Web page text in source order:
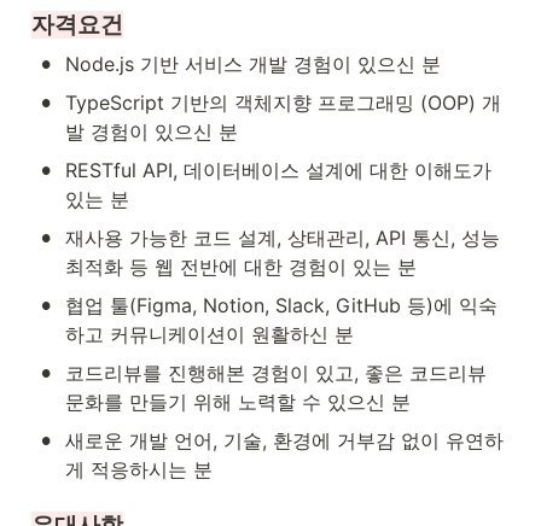
자격요건
• Node.js 기반 서비스 개발 경험이 있으신 분
• TypeScript 기반의 객체지향 프로그래밍 (OOP) 개
발 경험이 있으신 분
•
RESTful API, 데이터베이스 설계에 대한 이해도가
있는 분
• 재사용 가능한 코드 설계, 상태관리, API 통신, 성능
최적화 등 웹 전반에 대한 경험이 있는 분
•
협업 툴(Figma, Notion, Slack, GitHub 등)에 익숙
하고 커뮤니케이션이 원활하신 분
•
코드리뷰를 진행해본 경험이 있고, 좋은 코드리뷰
문화를 만들기 위해 노력할 수 있으신 분
• 새로운 개발 언어, 기술, 환경에 거부감 없이 유연하
게 적응하시는 분